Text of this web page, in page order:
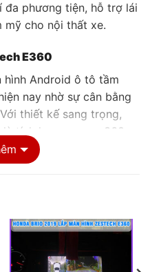
đa phương tiện, hỗ trợ lái
mỹ cho nội thất xe.
E360
hình Android ô tô tầm
nay nhờ sự cân bằng
thiết kế sang trọng,
là tích hợp camera 360
Innova 2013 thành
như những dòng MPV
xe), độ phân giải HD